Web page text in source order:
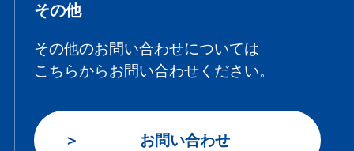
その他
その他のお問い合わせについては
こちらからお問い合わせください。
お問い合わせ